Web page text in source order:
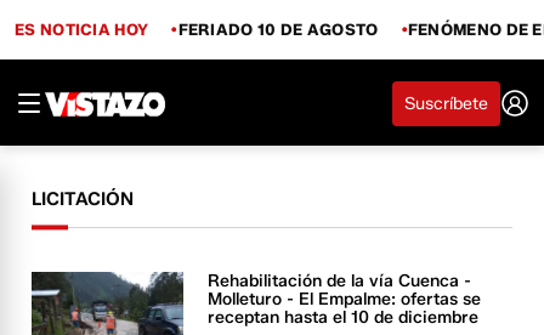
ES NOTICIA HOY FERIADO 10 DE AGOSTO FENÓMENO DE
Suscríbete
LICITACIÓN
Rehabilitación de la vía Cuenca -
Molleturo - El Empalme: ofertas se
receptan hasta el 10 de diciembre